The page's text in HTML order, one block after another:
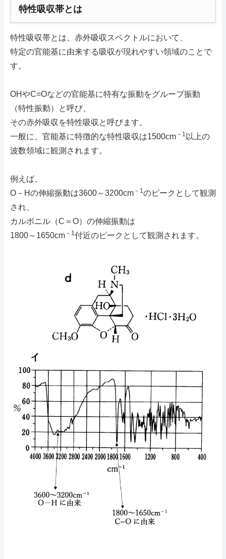
特性吸収帯とは
特性吸収帯とは、赤外吸収スペクトルにおいて、
特定の官能基に由来する吸収が現れやすい領域のことで
す。
OHやC=Oなどの官能基に特有な振動をグループ振動
（特性振動）と呼び、
その赤外吸収を特性吸収と呼びます。
一般に、官能基に特徴的な特性吸収は1500cm －1 以上の
波数領域に観測されます。
例えば、
O－Hの伸縮振動は3600～3200cm －1のピークとして観測
され、
カルボニル（C＝O）の伸縮振動は
1800～1650cm －1付近のピークとして観測されます。